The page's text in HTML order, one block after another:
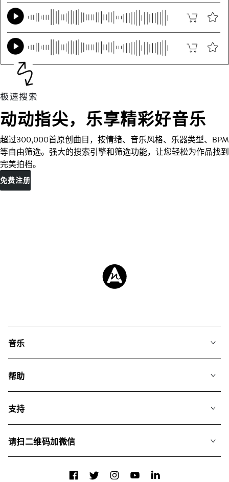
动动指尖，乐享精彩好音乐
超过300,000首原创曲目，按情绪、音乐风格、乐器类型、BPM
等自由筛选。强大的搜索引擎和筛选功能，让您轻松为作品找到
完美拍档。
免费注册
音乐
搜索
专辑
帮助
我们如何运用AI
支持
关于我们
请扫二维码加微信
FacebookTwitterInstagramYouTubeLinkedIn